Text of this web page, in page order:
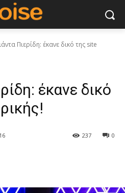
Πιερίδη: έκανε δικό της site
έκανε δικό
0
237